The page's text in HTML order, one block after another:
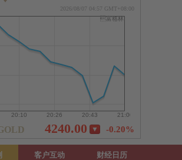
客户互动 财经日历